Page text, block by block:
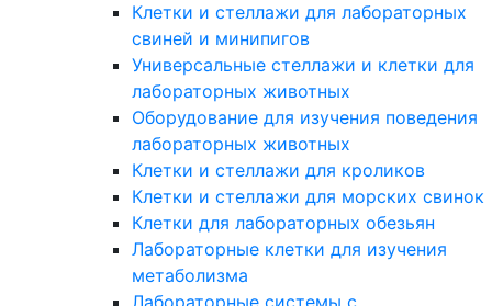
Клетки и стеллажи для лабораторных
свиней и минипигов
Универсальные стеллажи и клетки для
лабораторных животных
Оборудование для изучения поведения
лабораторных животных
Клетки и стеллажи для кроликов
Клетки и стеллажи для морских свинок
Клетки для лабораторных обезьян
Лабораторные клетки для изучения
метаболизма